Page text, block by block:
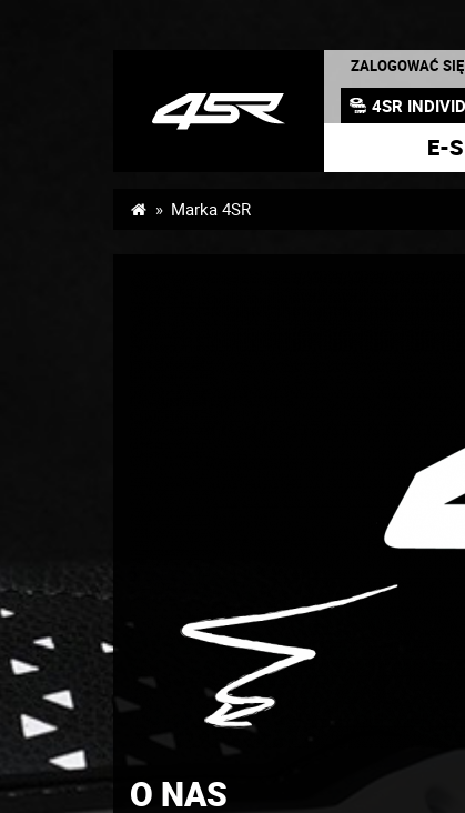
ZALOGOWAĆ SIĘ
4SR
E-
Marka 4SR
O NAS